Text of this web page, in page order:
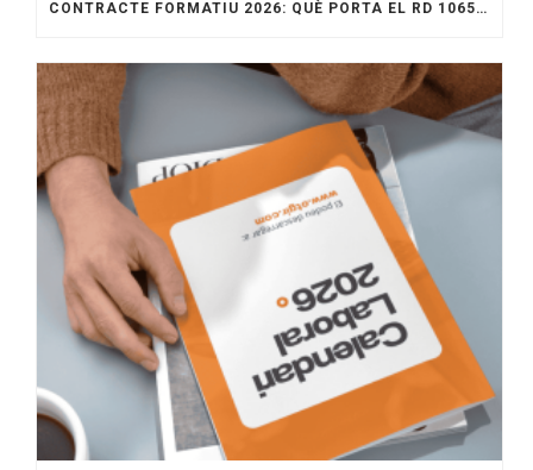
CONTRACTE FORMATIU 2026: QUÈ PORTA EL RD 1065/2025 I COM APLICAR-LO A L’EMPRESA